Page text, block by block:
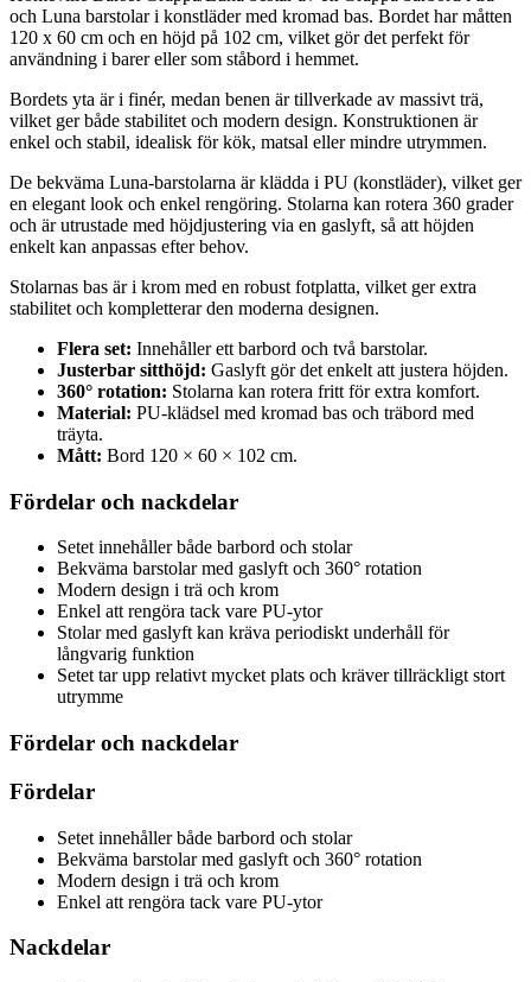
och Luna barstolar i konstläder med kromad bas. Bordet har måtten
120 x 60 cm och en höjd på 102 cm, vilket gör det perfekt för
användning i barer eller som ståbord i hemmet.
Bordets yta är i finér, medan benen är tillverkade av massivt trä,
vilket ger både stabilitet och modern design. Konstruktionen är
enkel och stabil, idealisk för kök, matsal eller mindre utrymmen.
De bekväma Luna-barstolarna är klädda i PU (konstläder), vilket ger
en elegant look och enkel rengöring. Stolarna kan rotera 360 grader
och är utrustade med höjdjustering via en gaslyft, så att höjden
enkelt kan anpassas efter behov.
Stolarnas bas är i krom med en robust fotplatta, vilket ger extra
stabilitet och kompletterar den moderna designen.
Flera set: Innehåller ett barbord och två barstolar.
Justerbar sitthöjd: Gaslyft gör det enkelt att justera höjden.
360° rotation: Stolarna kan rotera fritt för extra komfort.
Material: PU-klädsel med kromad bas och träbord med
träyta.
Mått: Bord 120 × 60 × 102 cm.
Fördelar och nackdelar
Setet innehåller både barbord och stolar
Bekväma barstolar med gaslyft och 360° rotation
Modern design i trä och krom
Enkel att rengöra tack vare PU-ytor
Stolar med gaslyft kan kräva periodiskt underhåll för
långvarig funktion
Setet tar upp relativt mycket plats och kräver tillräckligt stort
utrymme
Fördelar och nackdelar
Fördelar
Setet innehåller både barbord och stolar
Bekväma barstolar med gaslyft och 360° rotation
Modern design i trä och krom
Enkel att rengöra tack vare PU-ytor
Nackdelar